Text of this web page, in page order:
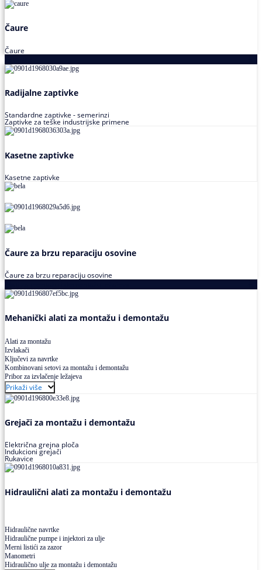
Čaure
Čaure
Radijalne zaptivke
Standardne zaptivke - semerinzi
Zaptivke za teške industrijske primene
Kasetne zaptivke
Kasetne zaptivke
Čaure za brzu reparaciju osovine
Čaure za brzu reparaciju osovine
Mehanički alati za montažu i demontažu
Alati za montažu
Izvlakači
Ključevi za navrtke
Kombinovani setovi za montažu i demontažu
Pribor za izvlačenje ležajeva
Prikaži više
Grejači za montažu i demontažu
Električna grejna ploča
Indukcioni grejači
Rukavice
Hidraulični alati za montažu i demontažu
Hidraulične navrtke
Hidraulične pumpe i injektori za ulje
Merni listići za zazor
Manometri
Hidraulično ulje za montažu i demontažu